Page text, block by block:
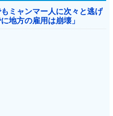
ミャンマー人に次々と逃げ
地方の雇用は崩壊」